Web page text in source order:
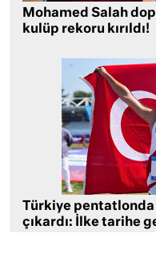
Mohamed Salah
kulüp rekoru kırıldı!
Türkiye
çıkardı: İlke tarihe